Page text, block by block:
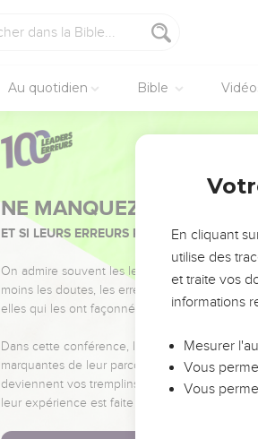
Au quotidien Bible
NE MANQUEZ PAS
ET SI LEURS ERREURS POUVAIENT VOUS
On admire souvent les leaders pour leurs
moins les doutes, les erreurs et les saisons
elles qui les ont façonnés.
Dans cette conférence, leaders,
marquantes de leur parcours et les clés pour
deviennent vos tremplins. Que vous guidiez
leur expérience est faite pour vous.
En cliquant
utilise des
et traite vos
informations
Mesurer
Vous
Vous